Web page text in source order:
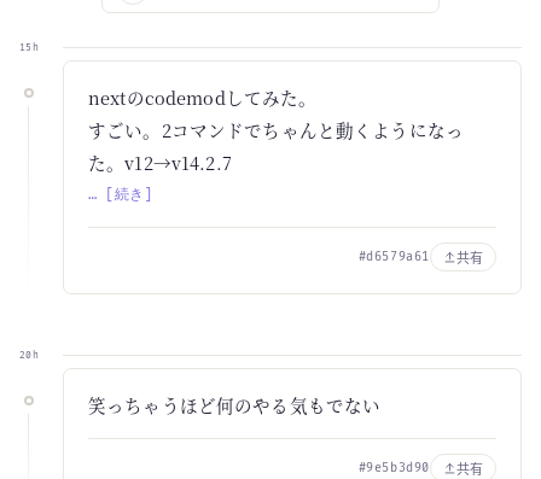
15h
nextのcodemodしてみた。
すごい。2コマンドでちゃんと動くようになっ
た。v12→v14.2.7
… [続き]
#d6579a61 共有
20h
笑っちゃうほど何のやる気もでない
#9e5b3d90 共有